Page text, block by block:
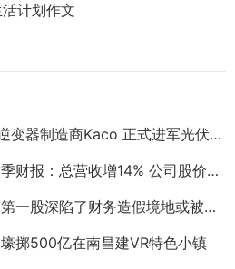
计划作文
制造商Kaco 正式进军光伏家用储能市
：总营收增14% 公司股价狂涨市值破万
股深陷了财务造假境地或被退市
掷500亿在南昌建VR特色小镇